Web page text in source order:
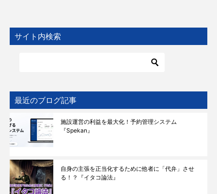
サイト内検索
最近のブログ記事
施設運営の利益を最大化！予約管理システム
『Spekan』
自身の主張を正当化するために他者に「代弁」させ
る！？『イタコ論法』